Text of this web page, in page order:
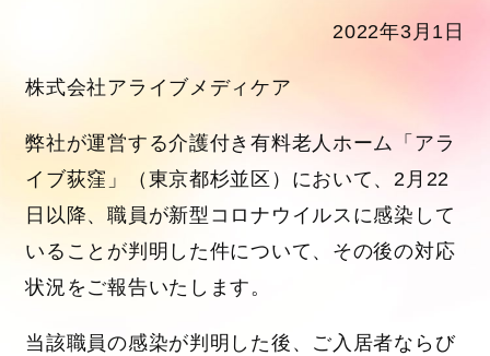
2022年3月1日
株式会社アライブメディケア
弊社が運営する介護付き有料老人ホーム「アラ
イブ荻窪」（東京都杉並区）において、2月22
日以降、職員が新型コロナウイルスに感染して
いることが判明した件について、その後の対応
状況をご報告いたします。
当該職員の感染が判明した後、ご入居者ならび